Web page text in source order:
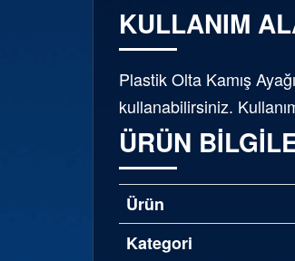
KULLANIM
Plastik Olta Kamış
kullanabilirsiniz.
ÜRÜN
Ürün
Kategori